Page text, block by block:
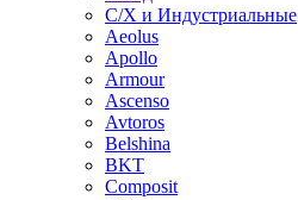
С/Х и Индустриальные
Aeolus
Apollo
Armour
Ascenso
Avtoros
Belshina
BKT
Composit